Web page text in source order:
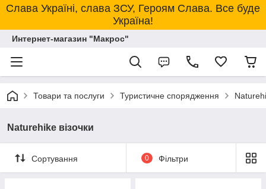
Слава Україні, слава ЗСУ, Героям Слава. Все буде
Україна!
Интернет-магазин "Макрос"
Товари та послуги Туристичне спорядження
Naturehike візочки
Сортування 0 Фільтри